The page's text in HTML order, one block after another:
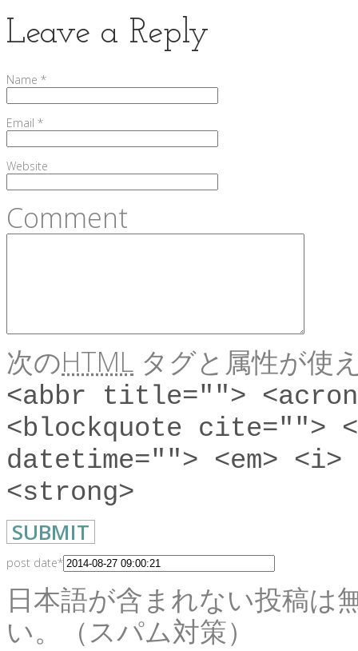
Leave a Reply
Name *
Email *
Website
Comment
次のHTML タグと属性が使
<abbr title="">
<blockquote cite="">
datetime=""> <em>
<strong>
post date*
日本語が含まれない投稿は
い。（スパム対策）